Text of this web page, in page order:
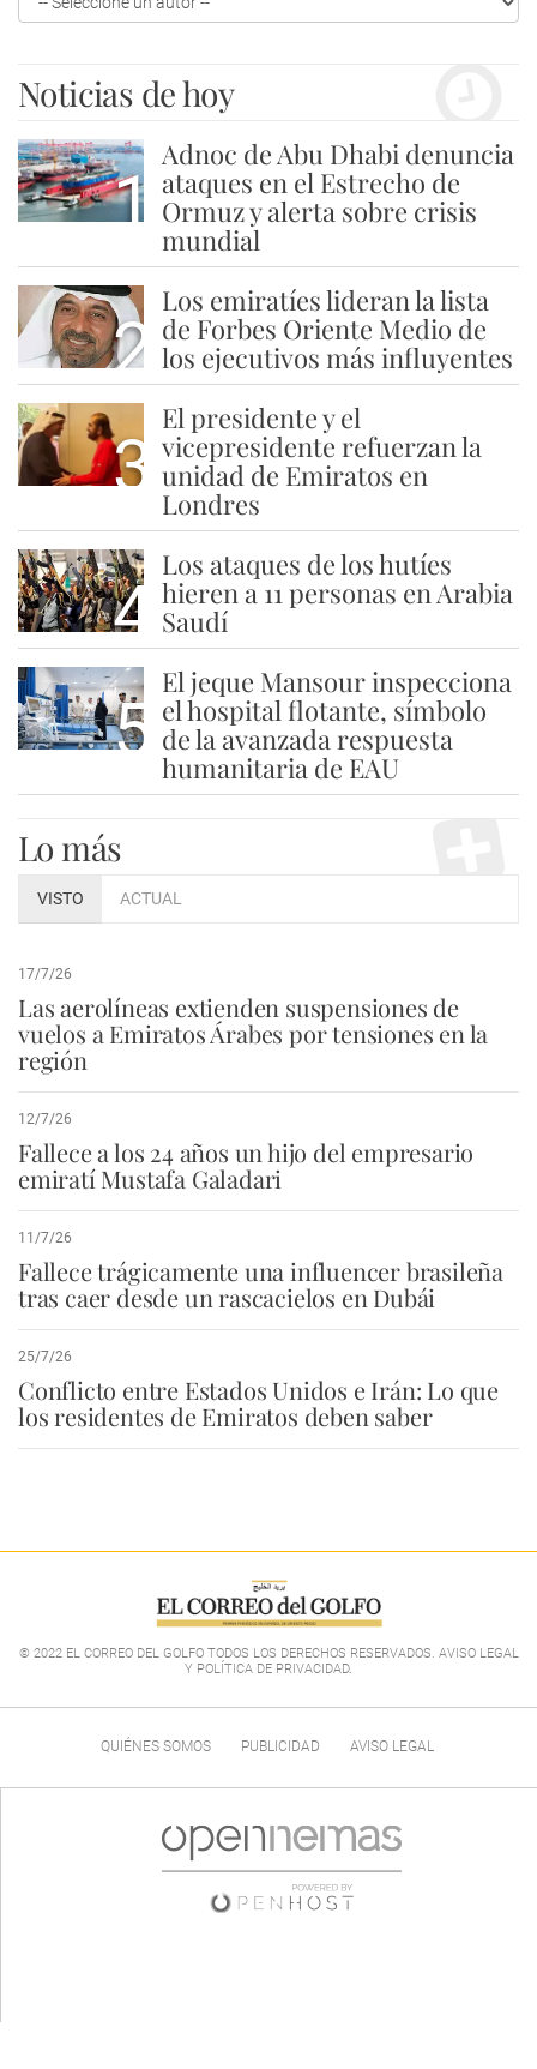
Noticias de hoy
1
Adnoc de Abu Dhabi denuncia
ataques en el Estrecho de
Ormuz y alerta sobre crisis
mundial
2
Los emiratíes lideran la lista
de Forbes Oriente Medio de
los ejecutivos más influyentes
3
El presidente y el
vicepresidente refuerzan la
unidad de Emiratos en
Londres
4
Los ataques de los hutíes
hieren a 11 personas en Arabia
Saudí
5
El jeque Mansour inspecciona
el hospital flotante, símbolo
de la avanzada respuesta
humanitaria de EAU
Lo más
VISTO ACTUAL
17/7/26
Las aerolíneas extienden suspensiones de
vuelos a Emiratos Árabes por tensiones en la
región
12/7/26
Fallece a los 24 años un hijo del empresario
emiratí Mustafa Galadari
11/7/26
Fallece trágicamente una influencer brasileña
tras caer desde un rascacielos en Dubái
25/7/26
Conflicto entre Estados Unidos e Irán: Lo que
los residentes de Emiratos deben saber
© 2022 EL CORREO DEL GOLFO TODOS LOS DERECHOS RESERVADOS. AVISO LEGAL
Y POLÍTICA DE PRIVACIDAD.
QUIÉNES SOMOS PUBLICIDAD AVISO LEGAL